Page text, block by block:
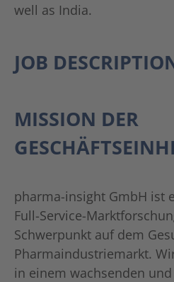
well as India.
JOB
MISSION DER
pharma-insight GmbH ist
Full-Service-
Schwerpunkt auf dem
Pharmaindustriemarkt.
in einem wachsenden